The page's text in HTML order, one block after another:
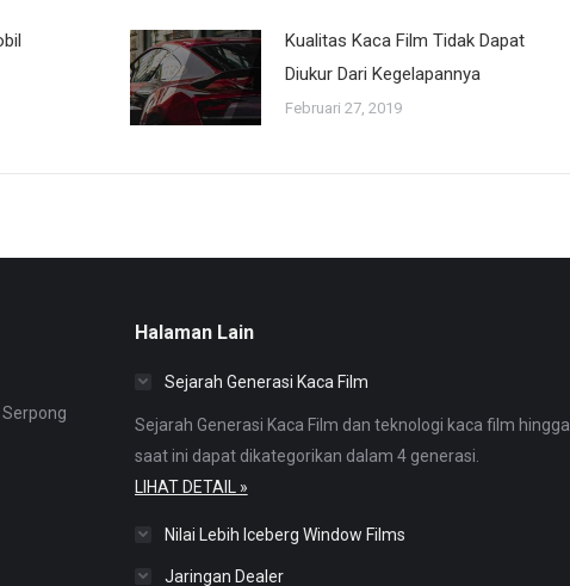
Kualitas Kaca Film Tidak Dapat
Diukur Dari Kegelapannya
Februari 27, 2019
Serpong
Halaman Lain
Sejarah Generasi Kaca Film
Sejarah Generasi Kaca Film dan teknologi kaca film hingga
saat ini dapat dikategorikan dalam 4 generasi.
LIHAT DETAIL »
Nilai Lebih Iceberg Window Films
Jaringan Dealer